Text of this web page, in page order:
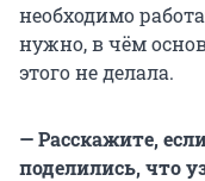
необходимо
нужно, в чём
этого не делала.
— Расскажите,
поделились, что